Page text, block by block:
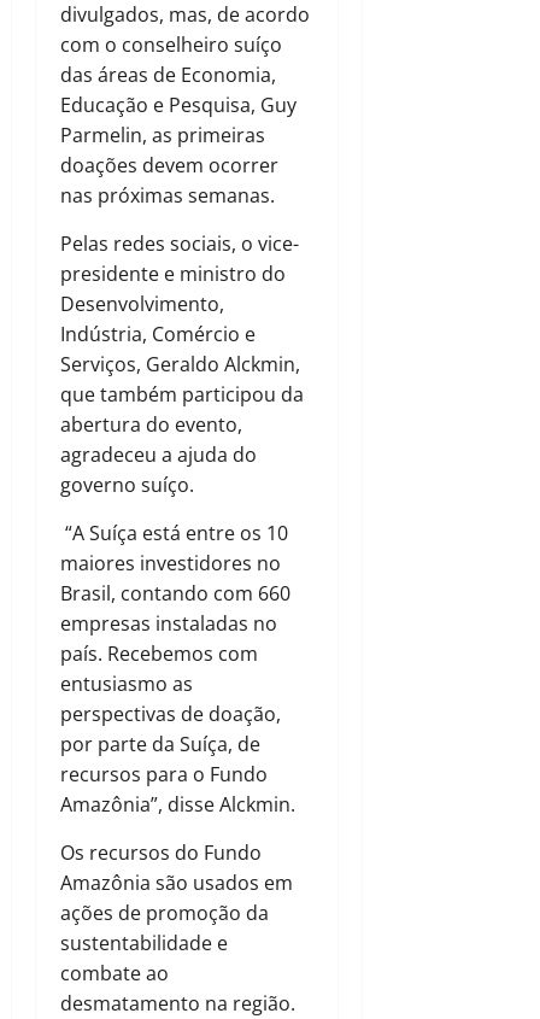
divulgados, mas, de acordo
com o conselheiro suíço
das áreas de Economia,
Educação e Pesquisa, Guy
Parmelin, as primeiras
doações devem ocorrer
nas próximas semanas.
Pelas redes sociais, o vice-
presidente e ministro do
Desenvolvimento,
Indústria, Comércio e
Serviços, Geraldo Alckmin,
que também participou da
abertura do evento,
agradeceu a ajuda do
governo suíço.
“A Suíça está entre os 10
maiores investidores no
Brasil, contando com 660
empresas instaladas no
país. Recebemos com
entusiasmo as
perspectivas de doação,
por parte da Suíça, de
recursos para o Fundo
Amazônia”, disse Alckmin.
Os recursos do Fundo
Amazônia são usados em
ações de promoção da
sustentabilidade e
combate ao
desmatamento na região.